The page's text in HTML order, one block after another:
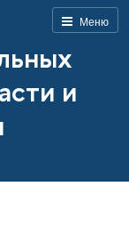
Меню
и